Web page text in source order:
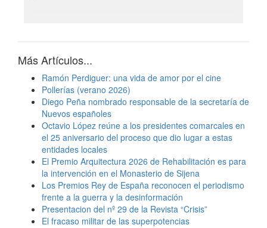
Más Artículos...
Ramón Perdiguer: una vida de amor por el cine
Pollerías (verano 2026)
Diego Peña nombrado responsable de la secretaría de
Nuevos españoles
Octavio López reúne a los presidentes comarcales en
el 25 aniversario del proceso que dio lugar a estas
entidades locales
El Premio Arquitectura 2026 de Rehabilitación es para
la intervención en el Monasterio de Sijena
Los Premios Rey de España reconocen el periodismo
frente a la guerra y la desinformación
Presentacion del nº 29 de la Revista “Crisis”
El fracaso militar de las superpotencias